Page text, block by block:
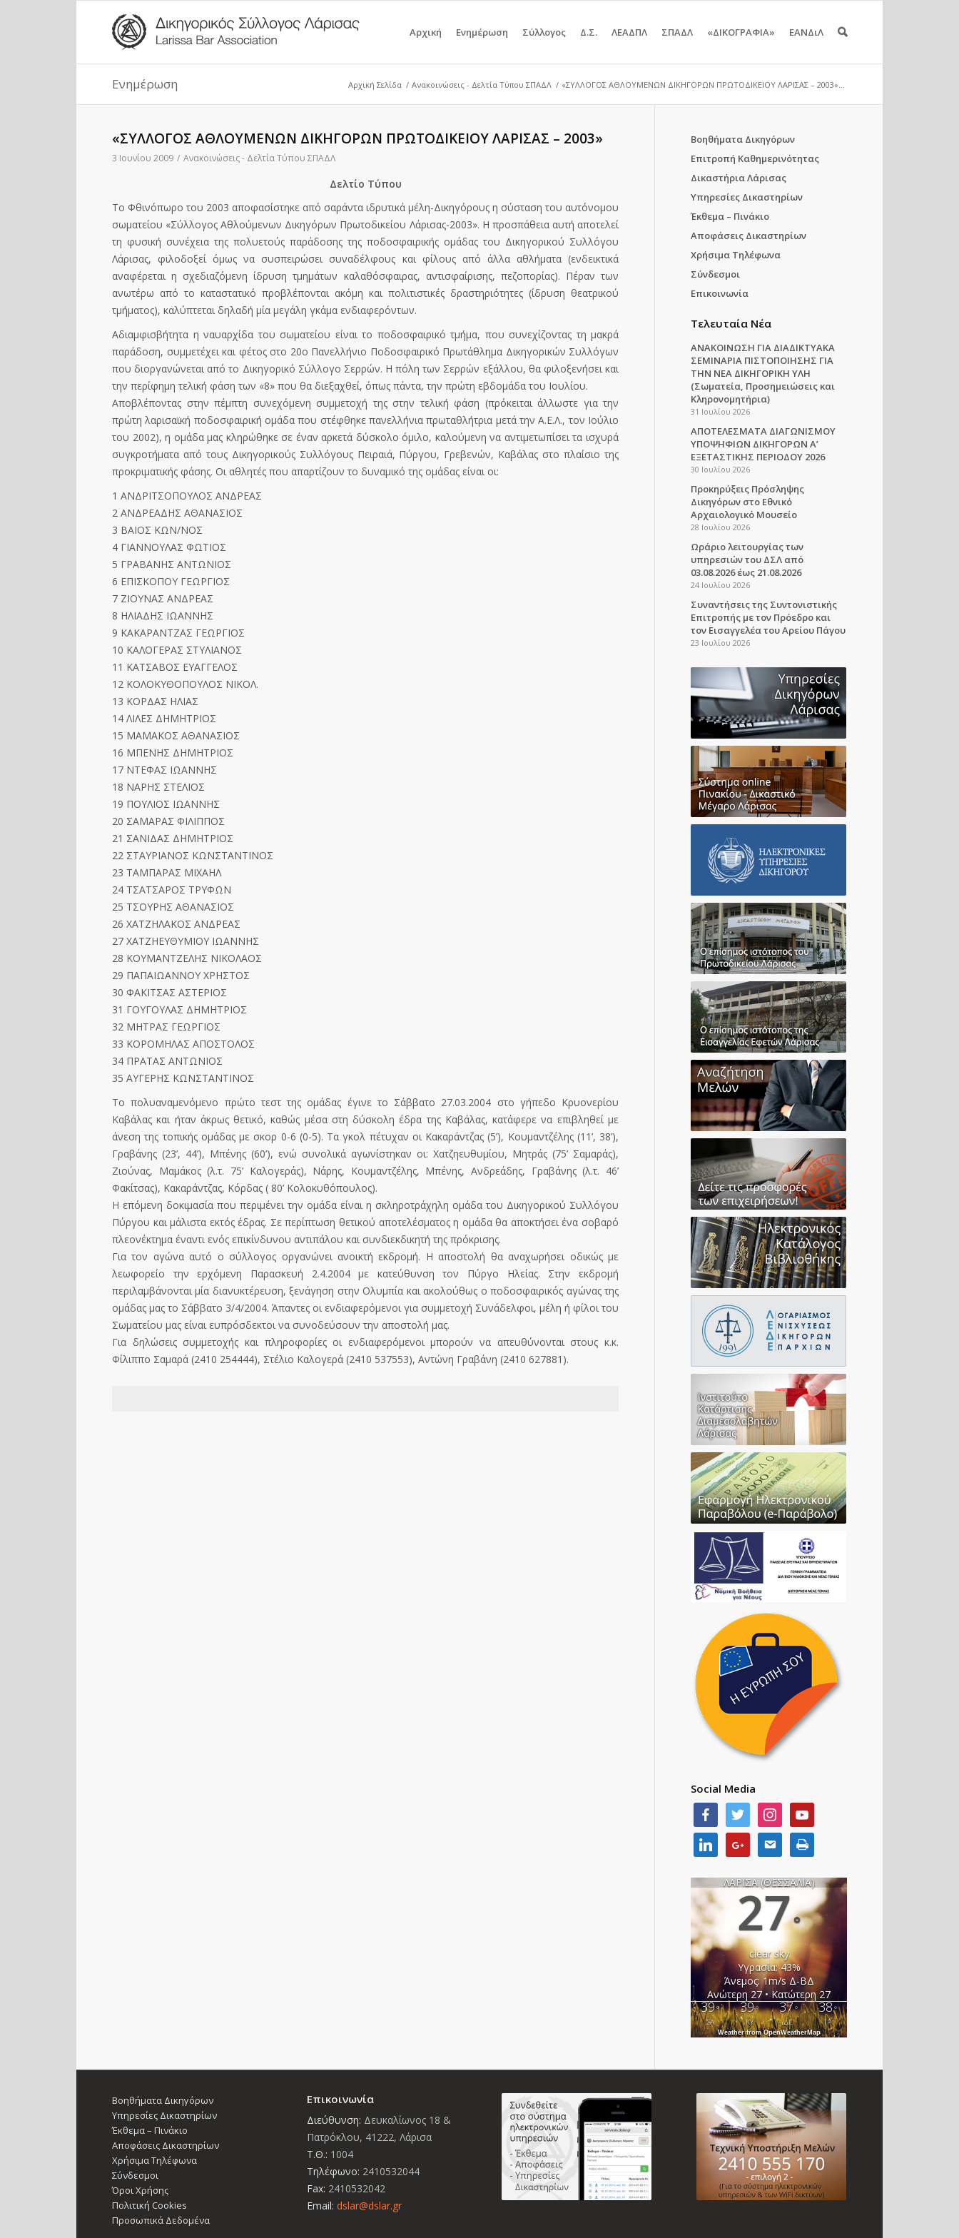
Αρχική Ενημέρωση Σύλλογος Δ.Σ. ΛΕΑΔΠΛ ΣΠΑΔΛ «ΔΙΚΟΓΡΑΦΙΑ» ΕΑΝΔιΛ
Ενημέρωση Αρχική Σελίδα / Ανακοινώσεις - Δελτία Τύπου ΣΠΑΔΛ / «ΣΥΛΛΟΓΟΣ ΑΘΛΟΥΜΕΝΩΝ ΔΙΚΗΓΟΡΩΝ ΠΡΩΤΟΔΙΚΕΙΟΥ ΛΑΡΙΣΑΣ – 2003»...
«ΣΥΛΛΟΓΟΣ ΑΘΛΟΥΜΕΝΩΝ ΔΙΚΗΓΟΡΩΝ ΠΡΩΤΟΔΙΚΕΙΟΥ ΛΑΡΙΣΑΣ – 2003»
3 Ιουνίου 2009 / Ανακοινώσεις - Δελτία Τύπου ΣΠΑΔΛ
Δελτίο Τύπου
Το Φθινόπωρο του 2003 αποφασίστηκε από σαράντα ιδρυτικά μέλη-Δικηγόρους η σύσταση του αυτόνομου
σωματείου «Σύλλογος Αθλούμενων Δικηγόρων Πρωτοδικείου Λάρισας-2003». Η προσπάθεια αυτή αποτελεί
τη φυσική συνέχεια της πολυετούς παράδοσης της ποδοσφαιρικής ομάδας του Δικηγορικού Συλλόγου
Λάρισας, φιλοδοξεί όμως να συσπειρώσει συναδέλφους και φίλους από άλλα αθλήματα (ενδεικτικά
αναφέρεται η σχεδιαζόμενη ίδρυση τμημάτων καλαθόσφαιρας, αντισφαίρισης, πεζοπορίας). Πέραν των
ανωτέρω από το καταστατικό προβλέπονται ακόμη και πολιτιστικές δραστηριότητες (ίδρυση θεατρικού
τμήματος), καλύπτεται δηλαδή μία μεγάλη γκάμα ενδιαφερόντων.
Αδιαμφισβήτητα η ναυαρχίδα του σωματείου είναι το ποδοσφαιρικό τμήμα, που συνεχίζοντας τη μακρά
παράδοση, συμμετέχει και φέτος στο 20ο Πανελλήνιο Ποδοσφαιρικό Πρωτάθλημα Δικηγορικών Συλλόγων
που διοργανώνεται από το Δικηγορικό Σύλλογο Σερρών. Η πόλη των Σερρών εξάλλου, θα φιλοξενήσει και
την περίφημη τελική φάση των «8» που θα διεξαχθεί, όπως πάντα, την πρώτη εβδομάδα του Ιουλίου.
Αποβλέποντας στην πέμπτη συνεχόμενη συμμετοχή της στην τελική φάση (πρόκειται άλλωστε για την
πρώτη λαρισαϊκή ποδοσφαιρική ομάδα που στέφθηκε πανελλήνια πρωταθλήτρια μετά την Α.Ε.Λ., τον Ιούλιο
του 2002), η ομάδα μας κληρώθηκε σε έναν αρκετά δύσκολο όμιλο, καλούμενη να αντιμετωπίσει τα ισχυρά
συγκροτήματα από τους Δικηγορικούς Συλλόγους Πειραιά, Πύργου, Γρεβενών, Καβάλας στο πλαίσιο της
προκριματικής φάσης. Οι αθλητές που απαρτίζουν το δυναμικό της ομάδας είναι οι:
1 ΑΝΔΡΙΤΣΟΠΟΥΛΟΣ ΑΝΔΡΕΑΣ
2 ΑΝΔΡΕΑΔΗΣ ΑΘΑΝΑΣΙΟΣ
3 ΒΑΙΟΣ ΚΩΝ/ΝΟΣ
4 ΓΙΑΝΝΟΥΛΑΣ ΦΩΤΙΟΣ
5 ΓΡΑΒΑΝΗΣ ΑΝΤΩΝΙΟΣ
6 ΕΠΙΣΚΟΠΟΥ ΓΕΩΡΓΙΟΣ
7 ΖΙΟΥΝΑΣ ΑΝΔΡΕΑΣ
8 ΗΛΙΑΔΗΣ ΙΩΑΝΝΗΣ
9 ΚΑΚΑΡΑΝΤΖΑΣ ΓΕΩΡΓΙΟΣ
10 ΚΑΛΟΓΕΡΑΣ ΣΤΥΛΙΑΝΟΣ
11 ΚΑΤΣΑΒΟΣ ΕΥΑΓΓΕΛΟΣ
12 ΚΟΛΟΚΥΘΟΠΟΥΛΟΣ ΝΙΚΟΛ.
13 ΚΟΡΔΑΣ ΗΛΙΑΣ
14 ΛΙΛΕΣ ΔΗΜΗΤΡΙΟΣ
15 ΜΑΜΑΚΟΣ ΑΘΑΝΑΣΙΟΣ
16 ΜΠΕΝΗΣ ΔΗΜΗΤΡΙΟΣ
17 ΝΤΕΦΑΣ ΙΩΑΝΝΗΣ
18 ΝΑΡΗΣ ΣΤΕΛΙΟΣ
19 ΠΟΥΛΙΟΣ ΙΩΑΝΝΗΣ
20 ΣΑΜΑΡΑΣ ΦΙΛΙΠΠΟΣ
21 ΣΑΝΙΔΑΣ ΔΗΜΗΤΡΙΟΣ
22 ΣΤΑΥΡΙΑΝΟΣ ΚΩΝΣΤΑΝΤΙΝΟΣ
23 ΤΑΜΠΑΡΑΣ ΜΙΧΑΗΛ
24 ΤΣΑΤΣΑΡΟΣ ΤΡΥΦΩΝ
25 ΤΣΟΥΡΗΣ ΑΘΑΝΑΣΙΟΣ
26 ΧΑΤΖΗΛΑΚΟΣ ΑΝΔΡΕΑΣ
27 ΧΑΤΖΗΕΥΘΥΜΙΟΥ ΙΩΑΝΝΗΣ
28 ΚΟΥΜΑΝΤΖΕΛΗΣ ΝΙΚΟΛΑΟΣ
29 ΠΑΠΑΙΩΑΝΝΟΥ ΧΡΗΣΤΟΣ
30 ΦΑΚΙΤΣΑΣ ΑΣΤΕΡΙΟΣ
31 ΓΟΥΓΟΥΛΑΣ ΔΗΜΗΤΡΙΟΣ
32 ΜΗΤΡΑΣ ΓΕΩΡΓΙΟΣ
33 ΚΟΡΟΜΗΛΑΣ ΑΠΟΣΤΟΛΟΣ
34 ΠΡΑΤΑΣ ΑΝΤΩΝΙΟΣ
35 ΑΥΓΕΡΗΣ ΚΩΝΣΤΑΝΤΙΝΟΣ
Το πολυαναμενόμενο πρώτο τεστ της ομάδας έγινε το Σάββατο 27.03.2004 στο γήπεδο Κρυονερίου
Καβάλας και ήταν άκρως θετικό, καθώς μέσα στη δύσκολη έδρα της Καβάλας, κατάφερε να επιβληθεί με
άνεση της τοπικής ομάδας με σκορ 0-6 (0-5). Τα γκολ πέτυχαν οι Κακαράντζας (5’), Κουμαντζέλης (11’, 38’),
Γραβάνης (23’, 44’), Μπένης (60’), ενώ συνολικά αγωνίστηκαν οι: Χατζηευθυμίου, Μητράς (75’ Σαμαράς),
Ζιούνας, Μαμάκος (λ.τ. 75’ Καλογεράς), Νάρης, Κουμαντζέλης, Μπένης, Ανδρεάδης, Γραβάνης (λ.τ. 46’
Φακίτσας), Κακαράντζας, Κόρδας ( 80’ Κολοκυθόπουλος).
Η επόμενη δοκιμασία που περιμένει την ομάδα είναι η σκληροτράχηλη ομάδα του Δικηγορικού Συλλόγου
Πύργου και μάλιστα εκτός έδρας. Σε περίπτωση θετικού αποτελέσματος η ομάδα θα αποκτήσει ένα σοβαρό
πλεονέκτημα έναντι ενός επικίνδυνου αντιπάλου και συνδιεκδικητή της πρόκρισης.
Για τον αγώνα αυτό ο σύλλογος οργανώνει ανοικτή εκδρομή. Η αποστολή θα αναχωρήσει οδικώς με
λεωφορείο την ερχόμενη Παρασκευή 2.4.2004 με κατεύθυνση τον Πύργο Ηλείας. Στην εκδρομή
περιλαμβάνονται μία διανυκτέρευση, ξενάγηση στην Ολυμπία και ακολούθως ο ποδοσφαιρικός αγώνας της
ομάδας μας το Σάββατο 3/4/2004. Άπαντες οι ενδιαφερόμενοι για συμμετοχή Συνάδελφοι, μέλη ή φίλοι του
Σωματείου μας είναι ευπρόσδεκτοι να συνοδεύσουν την αποστολή μας.
Για δηλώσεις συμμετοχής και πληροφορίες οι ενδιαφερόμενοι μπορούν να απευθύνονται στους κ.κ.
Φίλιππο Σαμαρά (2410 254444), Στέλιο Καλογερά (2410 537553), Αντώνη Γραβάνη (2410 627881).
Βοηθήματα Δικηγόρων
Επιτροπή Καθημερινότητας
Δικαστήρια Λάρισας
Υπηρεσίες Δικαστηρίων
Έκθεμα – Πινάκιο
Αποφάσεις Δικαστηρίων
Χρήσιμα Τηλέφωνα
Σύνδεσμοι
Επικοινωνία
Τελευταία Νέα
ΑΝΑΚΟΙΝΩΣΗ ΓΙΑ ΔΙΑΔΙΚΤΥΑΚΑ
ΣΕΜΙΝΑΡΙΑ ΠΙΣΤΟΠΟΙΗΣΗΣ ΓΙΑ
ΤΗΝ ΝΕΑ ΔΙΚΗΓΟΡΙΚΗ ΥΛΗ
(Σωματεία, Προσημειώσεις και
Κληρονομητήρια)
31 Ιουλίου 2026
ΑΠΟΤΕΛΕΣΜΑΤΑ ΔΙΑΓΩΝΙΣΜΟΥ
ΥΠΟΨΗΦΙΩΝ ΔΙΚΗΓΟΡΩΝ Α’
ΕΞΕΤΑΣΤΙΚΗΣ ΠΕΡΙΟΔΟΥ 2026
30 Ιουλίου 2026
Προκηρύξεις Πρόσληψης
Δικηγόρων στο Εθνικό
Αρχαιολογικό Μουσείο
28 Ιουλίου 2026
Ωράριο λειτουργίας των
υπηρεσιών του ΔΣΛ από
03.08.2026 έως 21.08.2026
24 Ιουλίου 2026
Συναντήσεις της Συντονιστικής
Επιτροπής με τον Πρόεδρο και
τον Εισαγγελέα του Αρείου Πάγου
23 Ιουλίου 2026
Social Media
ΛΑΡΙΣΑ (ΘΕΣΣΑΛΙΑ)
27°
clear sky
Υγρασία: 43%
Άνεμος: 1m/s Δ-ΒΔ
Ανώτερη 27 • Κατώτερη 27
39°
ΣΑ
39°
ΚΥ
37°
ΔΕ
38°
ΤΡ
Weather from OpenWeatherMap
Βοηθήματα Δικηγόρων
Υπηρεσίες Δικαστηρίων
Έκθεμα – Πινάκιο
Αποφάσεις Δικαστηρίων
Χρήσιμα Τηλέφωνα
Σύνδεσμοι
Όροι Χρήσης
Πολιτική Cookies
Προσωπικά Δεδομένα
Επικοινωνία
Διεύθυνση: Δευκαλίωνος 18 &
Πατρόκλου, 41222, Λάρισα
Τ.Θ.: 1004
Τηλέφωνο: 2410532044
Fax: 2410532042
Email: dslar@dslar.gr